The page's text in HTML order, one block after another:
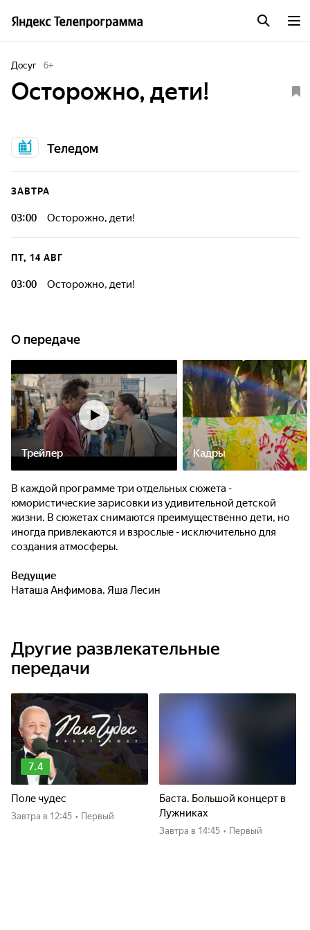
Досуг 6+
Осторожно, дети!
Теледом
ЗАВТРА
03:00 Осторожно, дети!
ПТ, 14 АВГ
03:00 Осторожно, дети!
О передаче
Трейлер Кадры
В каждой программе три отдельных сюжета -
юмористические зарисовки из удивительной детской
жизни. В сюжетах снимаются преимущественно дети, но
иногда привлекаются и взрослые - исключительно для
создания атмосферы.
Ведущие
Наташа Анфимова, Яша Лесин
Другие развлекательные
передачи
7.4
Поле чудес
Завтра в 12:45 • Первый
Баста. Большой концерт в
Лужниках
Завтра в 14:45 • Первый